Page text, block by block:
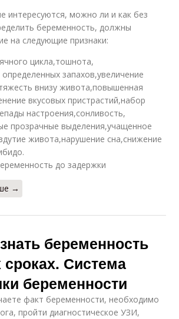
интересуются, можно ли и как без
беременность, должны
на следующие признаки:
цикла,тошнота,
запахов,увеличение
внизу живота,повышенная
вкусовых пристрастий,набор
настроения,сонливость,
прозрачные выделения,учащенное
живота,нарушение сна,снижение
до задержки
→
беременность
сроках. Система
беременности
факт беременности, необходимо
пройти диагностическое УЗИ,